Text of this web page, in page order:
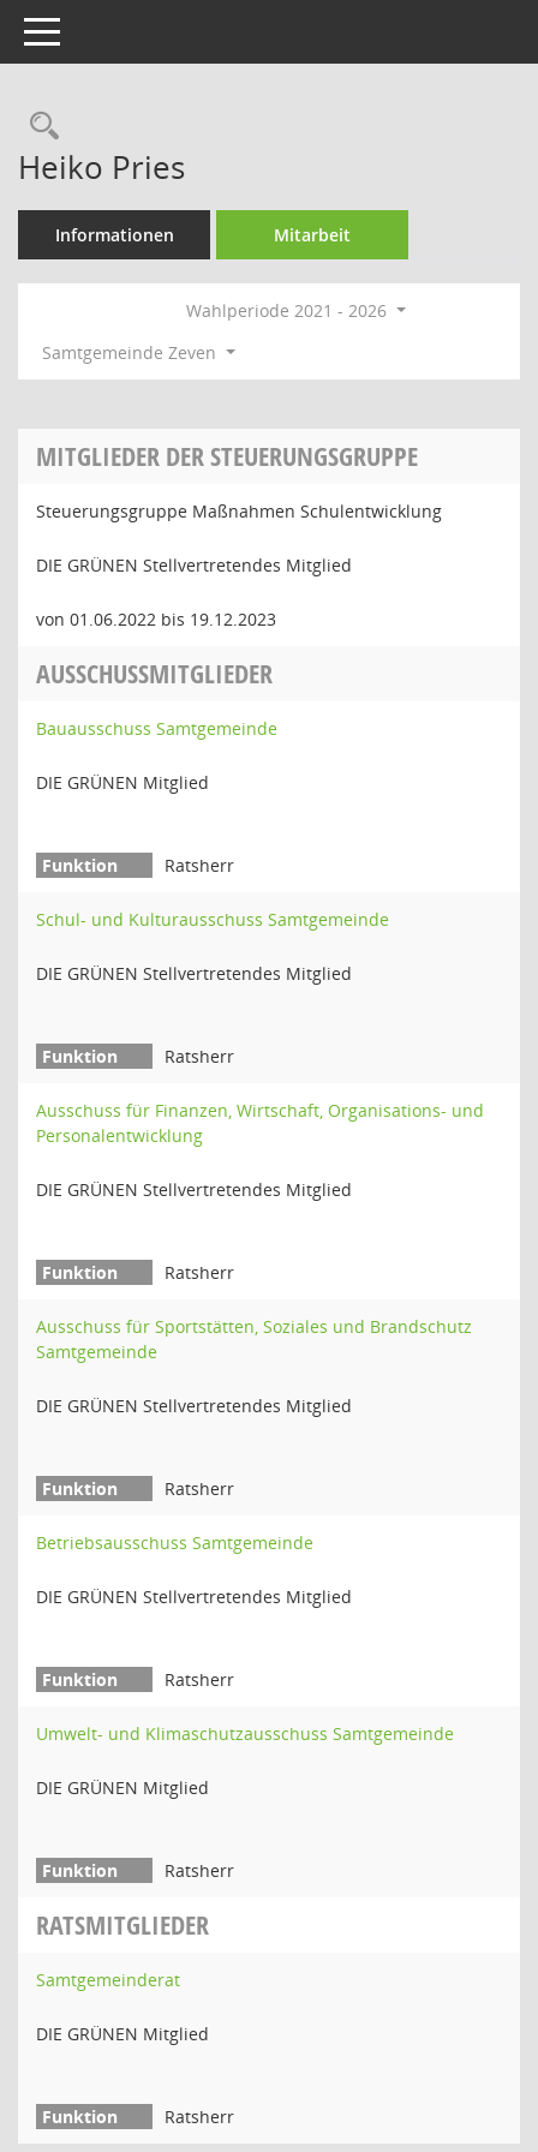
Toggle navigation
Rechercheauswahl
Heiko Pries
Informationen Mitarbeit
Wahlperiode 2021 - 2026
Samtgemeinde Zeven
MITGLIEDER DER STEUERUNGSGRUPPE
Steuerungsgruppe Maßnahmen Schulentwicklung
DIE GRÜNEN Stellvertretendes Mitglied
von 01.06.2022 bis 19.12.2023
AUSSCHUSSMITGLIEDER
Bauausschuss Samtgemeinde
DIE GRÜNEN Mitglied
Ratsherr
Schul- und Kulturausschuss Samtgemeinde
DIE GRÜNEN Stellvertretendes Mitglied
Ratsherr
Ausschuss für Finanzen, Wirtschaft, Organisations- und
Personalentwicklung
DIE GRÜNEN Stellvertretendes Mitglied
Ratsherr
Ausschuss für Sportstätten, Soziales und Brandschutz
Samtgemeinde
DIE GRÜNEN Stellvertretendes Mitglied
Ratsherr
Betriebsausschuss Samtgemeinde
DIE GRÜNEN Stellvertretendes Mitglied
Ratsherr
Umwelt- und Klimaschutzausschuss Samtgemeinde
DIE GRÜNEN Mitglied
Ratsherr
RATSMITGLIEDER
Samtgemeinderat
DIE GRÜNEN Mitglied
Ratsherr